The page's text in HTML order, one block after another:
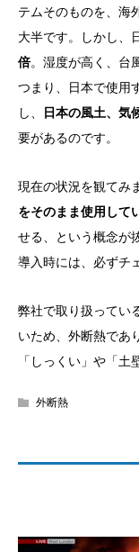
テムそのものを、海
大半です。しかし、
倍。湿度が高く、台
つまり、日本で使用
し、
日本の風土、気
要があるのです。
現在の状況を観てみ
をそのまま使用して
せる、という概念が
導入時には、必ずチ
弊社で取り扱ってい
いため、外断熱であ
「しっくい」や「土
外断熱